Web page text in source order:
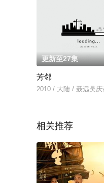
更新至27集
芳邻
2010 / 大陆 / 聂远吴
相关推荐